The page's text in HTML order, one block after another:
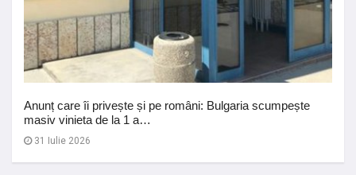
Anunț care îi privește și pe români: Bulgaria scumpește
masiv vinieta de la 1 a…
31 Iulie 2026